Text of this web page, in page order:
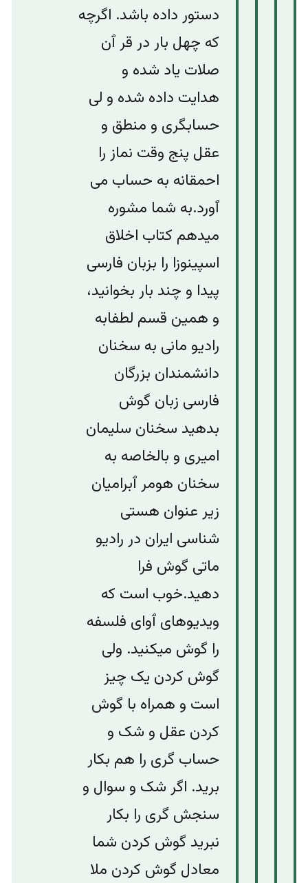
دستور داده باشد. اگرچه
که چهل بار در قر ٱن
صلات یاد شده و
هدایت داده شده و لی
حسابگری و منطق و
عقل پنج وقت نماز را
احمقانه به حساب می
ٱورد.به شما مشوره
میدهم کتاب اخلاق
اسپینوزا را بزبان فارسی
پیدا و چند بار بخوانید،
و همین قسم لطفابه
رادیو مانی به سخنان
دانشمندان بزرگان
فارسی زبان گوش
بدهید سخنان سلیمان
امیری و بالخاصه به
سخنان هومر ٱبرامیان
زیر عنوان هستی
شناسی ایران در رادیو
ماتی گوش فرا
دهید.خوب است که
ویدیوهای ٱوای فلسفه
را گوش میکنید. ولی
گوش کردن یک چیز
است و همراه با گوش
کردن عقل و شک و
حساب گری را هم بکار
برید. اگر شک و سوال و
سنجش گری را بکار
نبرید گوش کردن شما
معادل گوش کردن ملا